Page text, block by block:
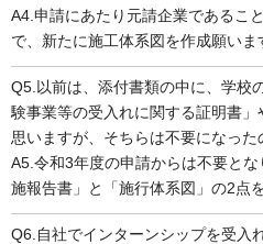
A4.申請にあたり元請企業であるこ
で、新たに施工体系図を作成願いま
Q5.以前は、添付書類の中に、学校
験事業等の受入れに関する証明書
思いますが、そちらは不要になった
A5.令和3年度の申請からは不要と
施報告書」と「施行体系図」の2点
Q6.自社でインターンシップを受入